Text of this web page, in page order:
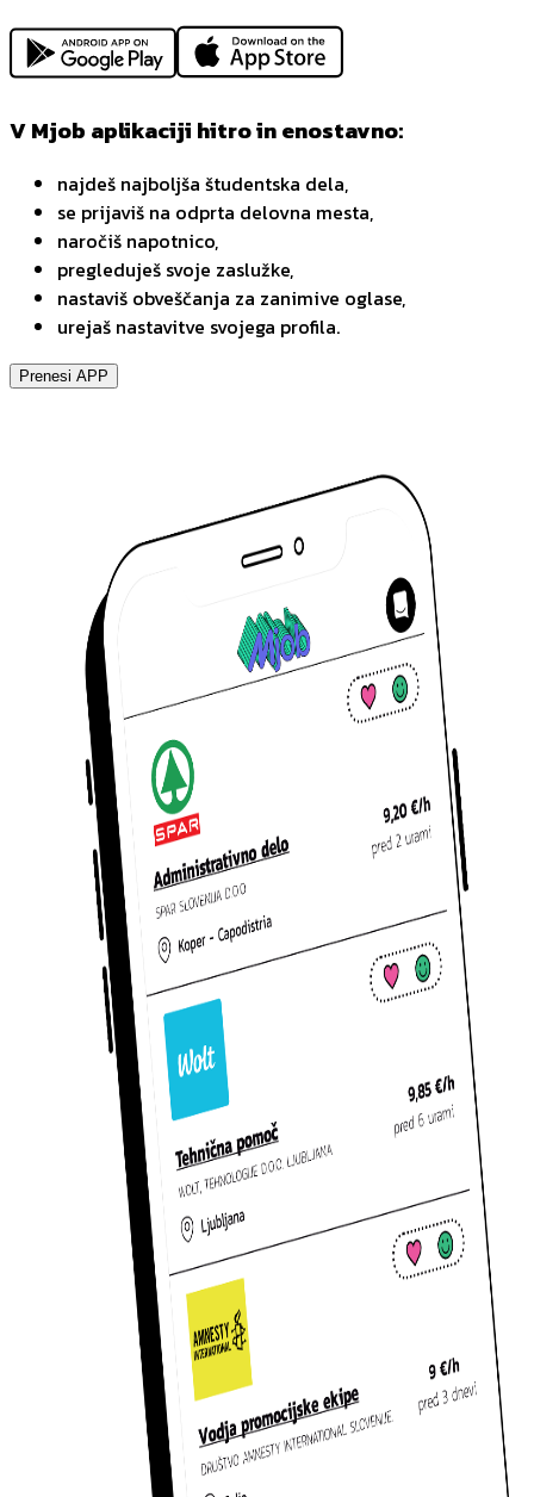
V Mjob aplikaciji hitro in enostavno:
najdeš najboljša študentska dela,
se prijaviš na odprta delovna mesta,
naročiš napotnico,
pregleduješ svoje zaslužke,
nastaviš obveščanja za zanimive oglase,
urejaš nastavitve svojega profila.
Prenesi APP